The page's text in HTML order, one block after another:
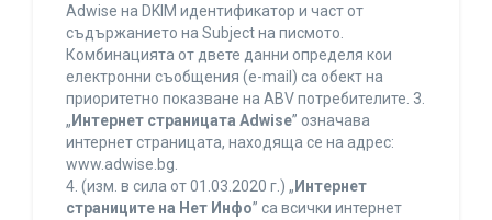
Adwise на DKIM идентификатор и част от
съдържанието на Subject на писмото.
Комбинацията от двете данни определя кои
електронни съобщения (e-mail) са обект на
приоритетно показване на ABV потребителите. 3.
„ Интернет страницата Adwise” означава
интернет страницата, находяща се на адрес:
www.adwise.bg.
4. (изм. в сила от 01.03.2020 г.) „ Интернет
страниците на Нет Инфо” са всички интернет